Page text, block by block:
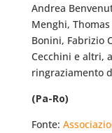
Andrea
Menghi,
Bonini, Fabrizio
Cecchini e altri,
ringraziamento
(Pa-Ro)
Fonte: